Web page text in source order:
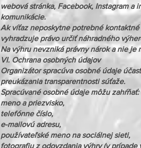
webová stránka, Facebook, Instagram
komunikácie.
Ak víťaz neposkytne potrebné
vyhradzuje právo určiť náhradného
Na výhru nevzniká právny nárok a nie
VI. Ochrana osobných údajov
Organizátor spracúva osobné údaje
preukázania transparentnosti súťaže.
Spracúvané osobné údaje môžu zahŕňať:
meno a priezvisko,
telefónne číslo,
e-mailovú adresu,
používateľské meno na sociálnej sieti,
fotografiu z odovzdania výhry (v prípade